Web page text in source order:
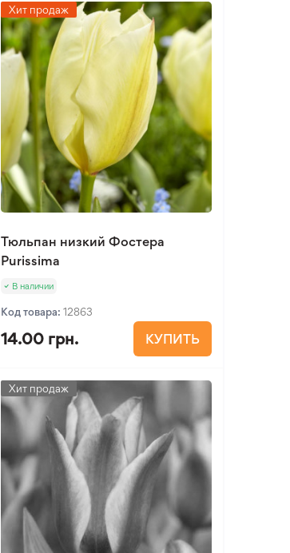
Хит продаж
Тюльпан низкий Фостера
Purissima
В наличии
Код товара: 12863
14.00 грн. КУПИТЬ
Хит продаж